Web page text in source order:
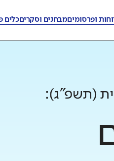
ופרסומיםמבחנים וסקריםכלים
(תשפ"ג):